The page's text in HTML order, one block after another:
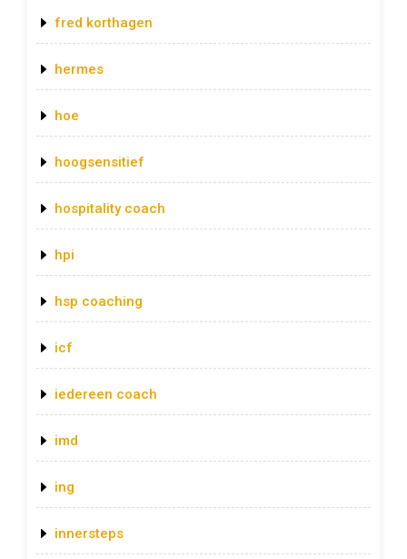
fred korthagen
hermes
hoe
hoogsensitief
hospitality coach
hpi
hsp coaching
icf
iedereen coach
imd
ing
innersteps